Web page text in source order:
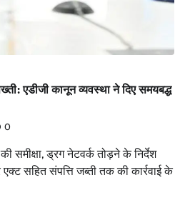
एडीजी कानून व्यवस्था ने दिए समयबद्ध
0
समीक्षा, ड्रग नेटवर्क तोड़ने के निर्देश
सहित संपत्ति जब्ती तक की कार्रवाई के